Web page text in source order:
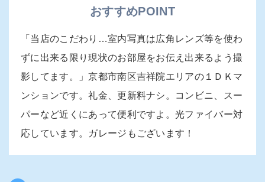
おすすめPOINT
「当店のこだわり…室内写真は広角レンズ等を使わ
ずに出来る限り現状のお部屋をお伝え出来るよう撮
影してます。」京都市南区吉祥院エリアの１ＤＫマ
ンションです。礼金、更新料ナシ。コンビニ、スー
パーなど近くにあって便利ですよ。光ファイバー対
応しています。ガレージもございます！